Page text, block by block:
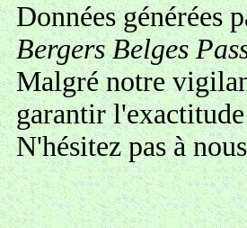
Données générées
Bergers Belges
Malgré notre
garantir
N'hésitez pas à